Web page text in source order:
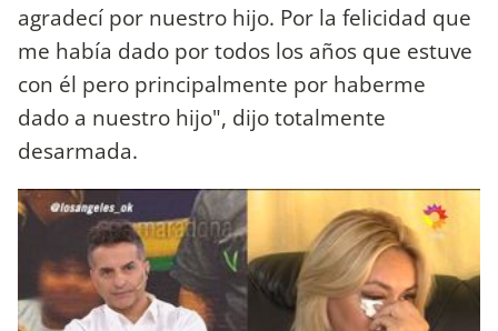
agradecí por nuestro hijo. Por la felicidad que
me había dado por todos los años que estuve
con él pero principalmente por haberme
dado a nuestro hijo", dijo totalmente
desarmada.